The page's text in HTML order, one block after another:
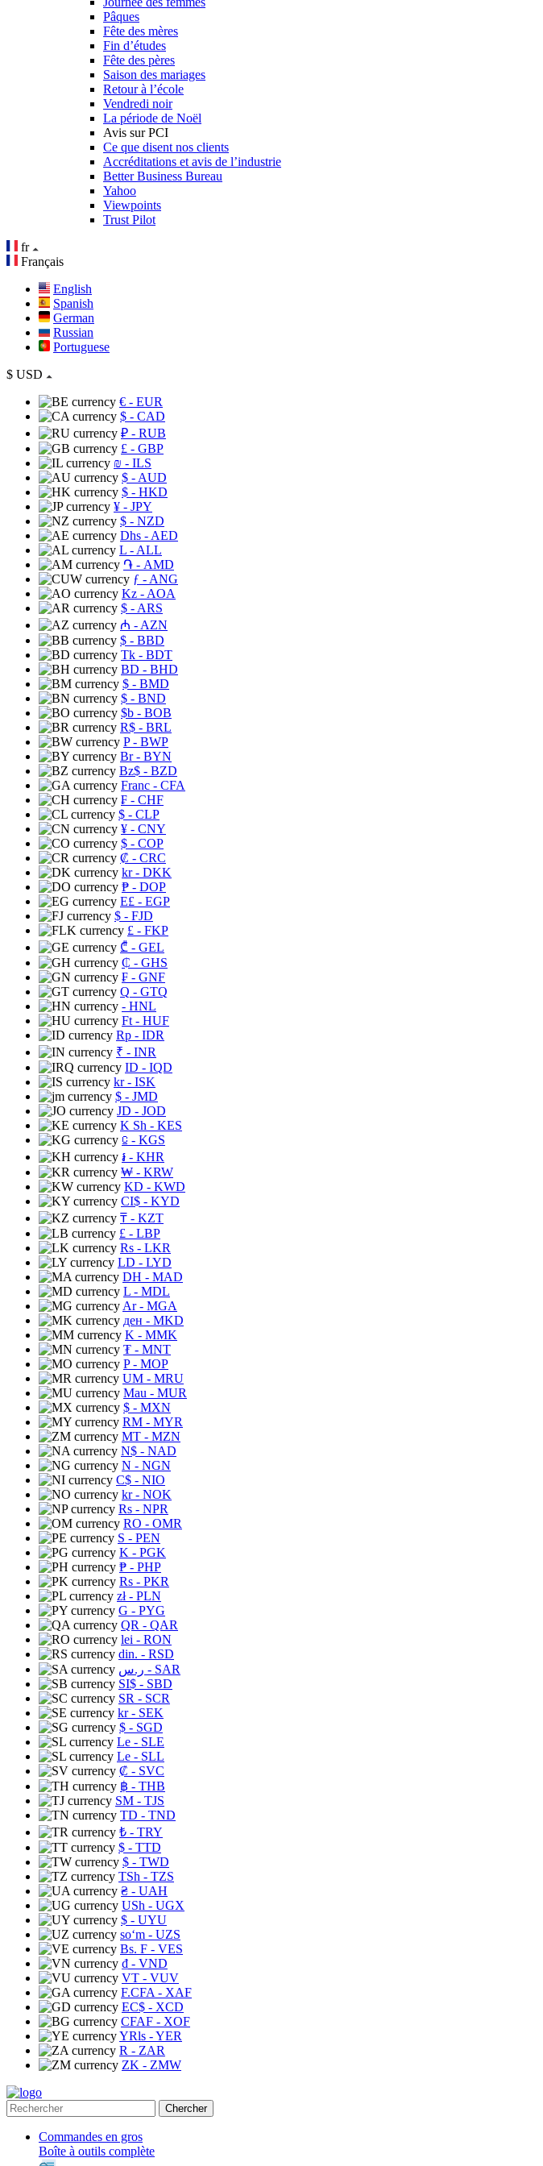
Pâques
Fête des mères
Fin d’études
Fête des pères
Saison des mariages
Retour à l’école
Vendredi noir
La période de Noël
Avis sur PCI
Ce que disent nos clients
Accréditations et avis de l’industrie
Better Business Bureau
Yahoo
Viewpoints
Trust Pilot
fr
Français
English
Spanish
German
Russian
Portuguese
$ USD
€ - EUR
$ - CAD
₽ - RUB
£ - GBP
₪ - ILS
$ - AUD
$ - HKD
¥ - JPY
$ - NZD
Dhs - AED
L - ALL
֏ - AMD
ƒ - ANG
Kz - AOA
$ - ARS
₼ - AZN
$ - BBD
Tk - BDT
BD - BHD
$ - BMD
$ - BND
$b - BOB
R$ - BRL
P- BWP
Br- BYN
Bz$ - BZD
Franc - CFA
₣ - CHF
$ - CLP
¥ - CNY
$ - COP
₡ - CRC
kr- DKK
₱ - DOP
E£ - EGP
$ - FJD
£ - FKP
₾ - GEL
₵ - GHS
₣ - GNF
Q - GTQ
- HNL
Ft - HUF
Rp - IDR
₹ - INR
ID - IQD
kr- ISK
$ - JMD
JD - JOD
K Sh - KES
⃀ - KGS
៛ - KHR
₩ - KRW
KD - KWD
CI$ - KYD
₸ - KZT
£ - LBP
Rs - LKR
LD - LYD
DH - MAD
L - MDL
Ar- MGA
ден - MKD
K - MMK
₮ - MNT
P- MOP
UM - MRU
Mau - MUR
$ - MXN
RM - MYR
MT - MZN
N$ - NAD
N - NGN
C$ - NIO
kr- NOK
Rs - NPR
RO - OMR
S - PEN
K - PGK
₱ - PHP
Rs - PKR
zł- PLN
G - PYG
QR - QAR
lei - RON
din. - RSD
ر.س - SAR
SI$ - SBD
SR - SCR
kr- SEK
$ - SGD
Le - SLE
Le - SLL
₡ - SVC
฿ - THB
ЅМ - TJS
TD - TND
₺ - TRY
$ - TTD
$ - TWD
TSh - TZS
₴ - UAH
USh - UGX
$ - UYU
soʻm - UZS
Bs. F - VES
₫ - VND
VT - VUV
F.CFA - XAF
EC$ - XCD
CFAF - XOF
YRls - YER
R - ZAR
ZK - ZMW
Chercher
Commandes en gros
Boîte à outils complète